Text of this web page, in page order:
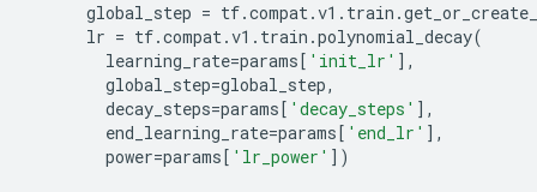
global_step = tf.compat.v1 . train .
lr = tf.compat.v1 . train .polynomial_decay(
learning_rate=params[ 'init_lr' ],
global_step=global_step,
decay_steps=params[ 'decay_steps' ],
end_learning_rate=params[ 'end_lr' ],
power=params[ 'lr_power' ])